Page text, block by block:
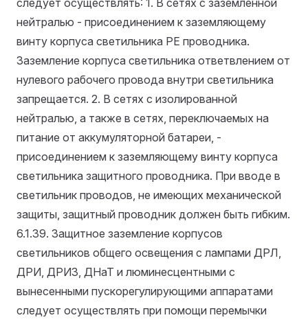
следует осуществлять: 1. В сетях с заземленной
нейтралью - присоединением к заземляющему
винту корпуса светильника РЕ проводника.
Заземление корпуса светильника ответвлением от
нулевого рабочего провода внутри светильника
запрещается. 2. В сетях с изолированной
нейтралью, а также в сетях, переключаемых на
питание от аккумуляторной батареи, -
присоединением к заземляющему винту корпуса
светильника защитного проводника. При вводе в
светильник проводов, не имеющих механической
защиты, защитный проводник должен быть гибким.
6.1.39. Защитное заземление корпусов
светильников общего освещения с лампами ДРЛ,
ДРИ, ДРИЗ, ДНаТ и люминесцентными с
вынесенными пускорегулирующими аппаратами
следует осуществлять при помощи перемычки